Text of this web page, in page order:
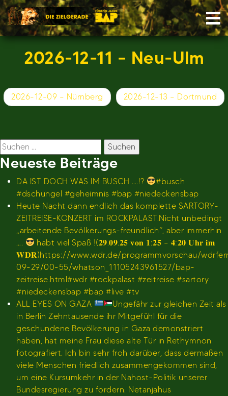
Skip
to
content
2026-12-11 – Neu-Ulm
Beitragsnavigation
2026-12-09 – Nürnberg 2026-12-13 – Dortmund
Suchen
nach:
Neueste Beiträge
DA IST DOCH WAS IM BUSCH ….!?
#busch
#dschungel #geheimnis #bap #niedeckensbap
Heute Nacht dann endlich das komplette SARTORY-
ZEITREISE-KONZERT im ROCKPALAST.Nicht unbedingt
„arbeitende Bevölkerungs-freundlich“, aber immerhin
….
habt viel Spaß !(𝟐𝟗.𝟎𝟗.𝟐𝟓 𝐯𝐨𝐧 𝟏:𝟐𝟓 – 𝟒:𝟐𝟎 𝐔𝐡𝐫 𝐢𝐦
𝐖𝐃𝐑)https://www.wdr.de/programmvorschau/
09-29/00-55/whatson_11105243961527/bap-
zeitreise.html#wdr #rockpalast #zeitreise #sartory
#niedeckensbap #bap #live #tv
ALL EYES ON GAZA
Ungefähr zur gleichen Zeit als
in Berlin Zehntausende ihr Mitgefühl für die
geschundene Bevölkerung in Gaza demonstriert
haben, hat meine Frau diese alte Tür in Rethymnon
fotografiert. Ich bin sehr froh darüber, dass dermaßen
viele Menschen friedlich zusammengekommen sind,
um eine Kursumkehr in der Nahost-Politik unserer
Bundesregierung zu fordern. Netanjahus